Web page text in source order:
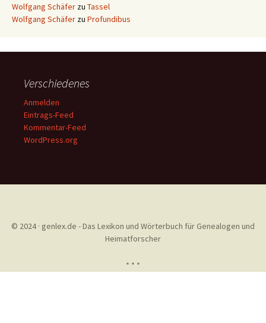
Wolfgang Schäfer zu Tassel
Wolfgang Schäfer zu Profundibus
Verschiedenes
Anmelden
Eintrags-Feed
Kommentar-Feed
WordPress.org
© 2024 · genlex.de - Das Lexikon und Wörterbuch für Genealogen und
Heimatforscher
* * *